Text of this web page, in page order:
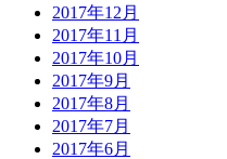
2017年12月
2017年11月
2017年10月
2017年9月
2017年8月
2017年7月
2017年6月